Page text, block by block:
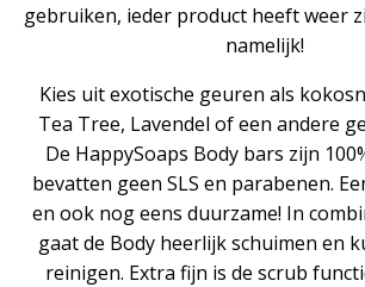
gebruiken, ieder product heeft weer
namelijk!
Kies uit exotische geuren als
Tea Tree, Lavendel of een andere
De HappySoaps Body bars zijn
bevatten geen SLS en parabenen.
en ook nog eens duurzame! In
gaat de Body heerlijk schuimen en
reinigen. Extra fijn is de scrub